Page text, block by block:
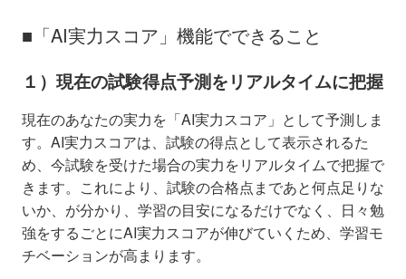
■「AI実力スコア」機能でできること
１）現在の試験得点予測をリアルタイムに把握
現在のあなたの実力を「AI実力スコア」として予測しま
す。AI実力スコアは、試験の得点として表示されるた
め、今試験を受けた場合の実力をリアルタイムで把握で
きます。これにより、試験の合格点まであと何点足りな
いか、が分かり、学習の目安になるだけでなく、日々勉
強をするごとにAI実力スコアが伸びていくため、学習モ
チベーションが高まります。